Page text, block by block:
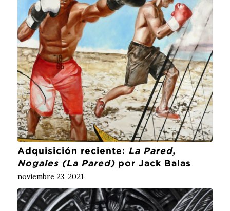
Adquisición reciente: La Pared,
Nogales (La Pared)por Jack Balas
noviembre 23, 2021